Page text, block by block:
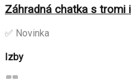
Záhradná chatka s
✅ Novinka
Izby